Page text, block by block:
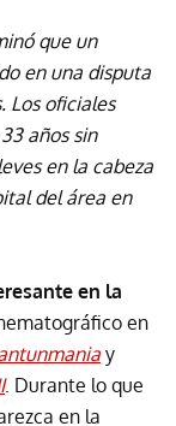
que un
en una disputa
Los oficiales
años sin
en la cabeza
del área en
en la
en
y
. Durante lo que
en la